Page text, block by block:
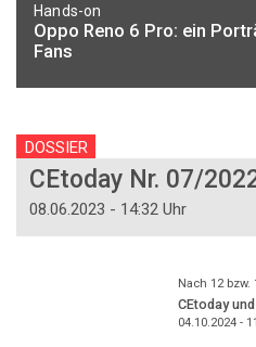
Hands-on
Oppo Reno 6 Pro: ein
Fans
DOSSIER
CEtoday Nr. 07/
08.06.2023 - 14:32 Uhr
Nach 12 bzw.
CEtoday
04.10.2024 -